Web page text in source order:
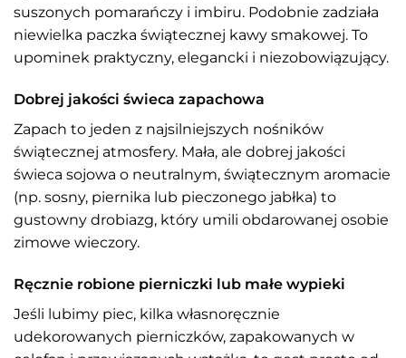
suszonych pomarańczy i imbiru. Podobnie zadziała
niewielka paczka świątecznej kawy smakowej. To
upominek praktyczny, elegancki i niezobowiązujący.
Dobrej jakości świeca zapachowa
Zapach to jeden z najsilniejszych nośników
świątecznej atmosfery. Mała, ale dobrej jakości
świeca sojowa o neutralnym, świątecznym aromacie
(np. sosny, piernika lub pieczonego jabłka) to
gustowny drobiazg, który umili obdarowanej osobie
zimowe wieczory.
Ręcznie robione pierniczki lub małe wypieki
Jeśli lubimy piec, kilka własnoręcznie
udekorowanych pierniczków, zapakowanych w